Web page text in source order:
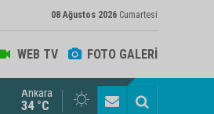
08 Ağustos 2026 Cumartesi
WEB TV FOTO GALERİ
Ahizer'e ziyaretçi akını
Ankara
34 °C